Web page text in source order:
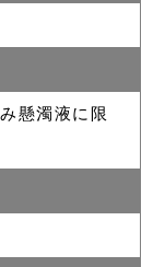
懸濁液に限